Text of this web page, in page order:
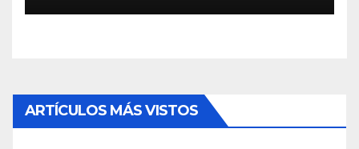
ARTÍCULOS MÁS VISTOS